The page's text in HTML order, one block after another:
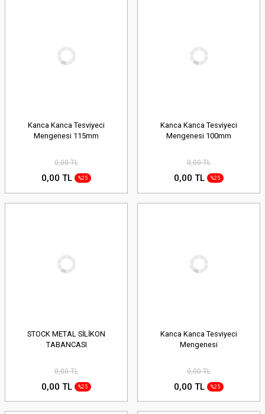
Kanca Kanca Tesviyeci
Mengenesi 115mm
0,00 TL
0,00 TL %25
Kanca Kanca Tesviyeci
Mengenesi 100mm
0,00 TL
0,00 TL %25
STOCK METAL SİLİKON
TABANCASI
0,00 TL
0,00 TL %25
Kanca Kanca Tesviyeci
Mengenesi
0,00 TL
0,00 TL %25